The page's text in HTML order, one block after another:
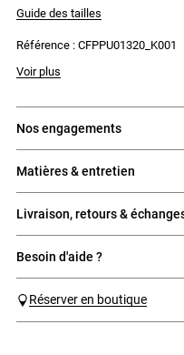
- Porté large
- Manches longues
- Poignets contrastés
Guide des tailles
Référence : CFPPU01320_K001
La mannequin mesure 1m77 et
Voir plus
nos engagements
matières & entretien
livraison, retours &
besoin d'aide ?
Réserver en boutique